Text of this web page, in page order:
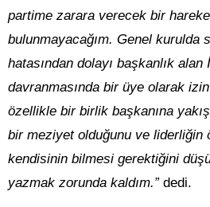
partime zarara verecek bir
bulunmayacağım. Genel kurulda
hatasından dolayı başkanlık
davranmasında bir üye olarak
özellikle bir birlik başkanına
bir meziyet olduğunu ve liderliğin
kendisinin bilmesi gerektiğini
yazmak zorunda kaldım.”dedi.